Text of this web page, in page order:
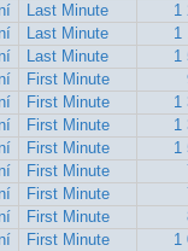
Last Minute
1
Last Minute
1
Last Minute
1
First Minute
First Minute
1
First Minute
1
First Minute
1
First Minute
First Minute
First Minute
First Minute
1